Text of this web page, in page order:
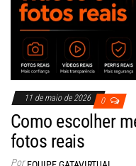
11 de maio de 2026 0
Como escolher
fotos reais
Por